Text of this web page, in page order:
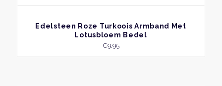
BEKIJK
Edelsteen Roze Turkoois Armband Met
Lotusbloem Bedel
€9,95